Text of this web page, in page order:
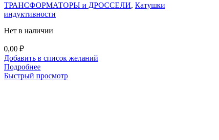
ТРАНСФОРМАТОРЫ и ДРОССЕЛИ, Катушки
индуктивности
Нет в наличии
0,00 ₽
Добавить в список желаний
Подробнее
Быстрый просмотр